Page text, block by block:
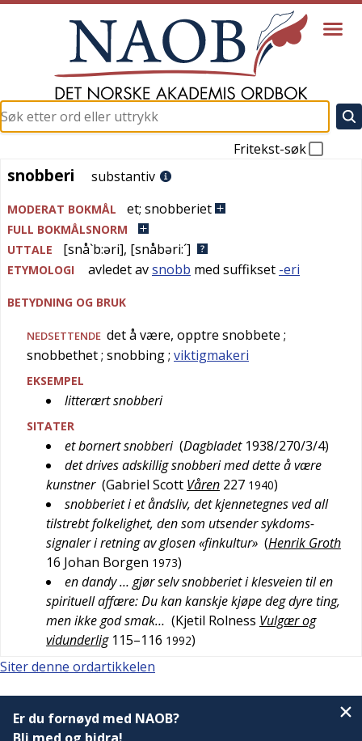
Fritekst-søk
snobberi
snobberi substantiv
MODERAT BOKMÅL et; snobberiet
FULL BOKMÅLSNORM
UTTALE
[snå`b:əri], [snåbəri:´]
ETYMOLOGI avledet avsnobb med suffikset -eri
BETYDNING OG BRUK
NEDSETTENDE det å være, opptre snobbete ;
snobbethet; snobbing; viktigmakeri
EKSEMPEL
litterært snobberi
SITATER
et bornert snobberi (Dagbladet 1938/270/3/4)
det drives adskillig snobberi med dette å være
kunstner (Gabriel Scott Våren 227 1940)
snobberiet i et åndsliv, det kjennetegnes ved all
tilstrebt folkelighet, den som utsender sykdoms-
signaler i retning av glosen «finkultur» (Henrik Groth
16 Johan Borgen 1973)
en dandy … gjør selv snobberiet i klesveien til en
spirituell affære: Du kan kanskje kjøpe deg dyre ting,
men ikke god smak… (Kjetil Rolness Vulgær og
vidunderlig 115–116 1992)
Siter denne ordartikkelen
Er du fornøyd med NAOB?